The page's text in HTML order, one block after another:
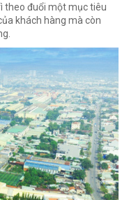
theo đuổi một mục tiêu
khách hàng mà còn